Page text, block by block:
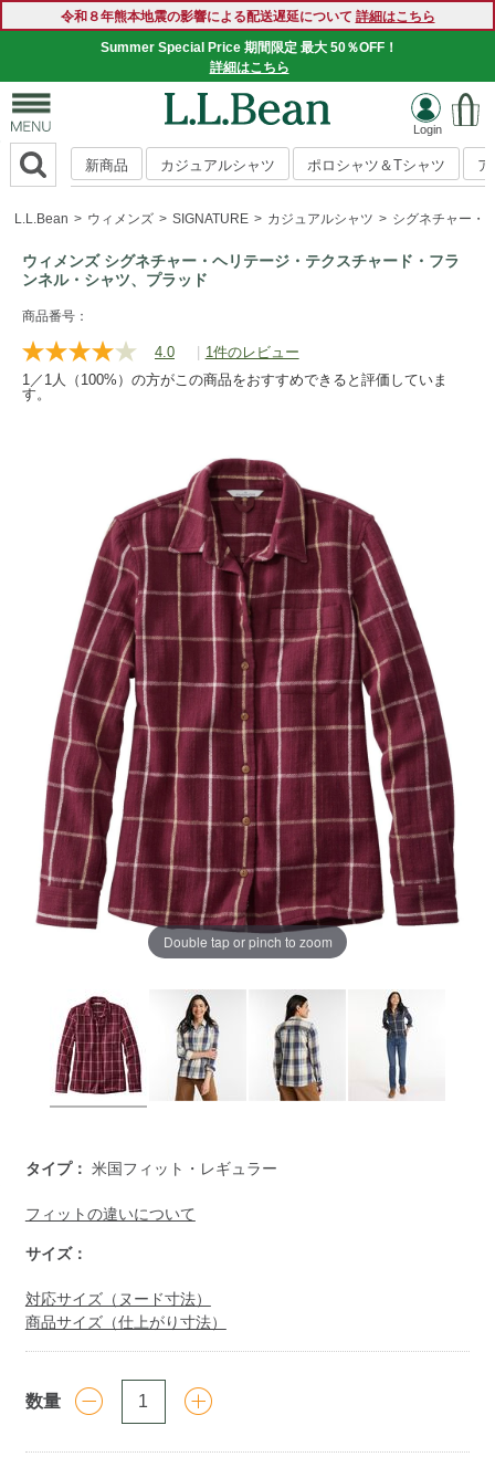
令和８年熊本地震の影響による配送遅延について 詳細はこちら
Summer Special Price 期間限定 最大 50％OFF！
詳細はこちら
新商品 カジュアルシャツ ポロシャツ＆Tシャツ
L.L.Bean ウィメンズ SIGNATURE カジュアルシャツ シグネチャー・
ウィメンズ シグネチャー・ヘリテージ・テクスチャード・フラ
ンネル・シャツ、プラッド
https://www.llbean.co.jp/womens/signature/shirts/g/
商品番号：
4.0
レ
ビ
む.
同
じ
ペ
ー
ジ
の
リ
ン
ク。
| 1件のレビュー
1／1人（100%）の方がこの商品をおすすめできると評価していま
す。
Double tap or pinch to zoom
タイプ： 米国フィット・レギュラー
フィットの違いについて
サイズ：
対応サイズ（ヌード寸法）
商品サイズ（仕上がり寸法）
数量